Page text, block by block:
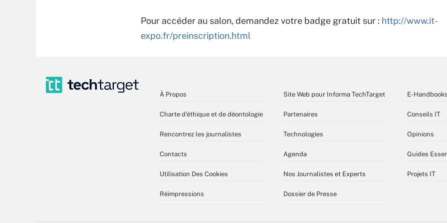
Pour accéder au salon, demandez votre badge gratuit sur : http://www.it-
expo.fr/preinscription.html
À Propos
Charte d’éthique et de déontologie
Rencontrez les journalistes
Contacts
Utilisation Des Cookies
Réimpressions
Site Web pour Informa TechTarget
Partenaires
Technologies
Agenda
Nos Journalistes et Experts
Dossier de Presse
E-Handbooks
Conseils IT
Opinions
Guides
Projets IT